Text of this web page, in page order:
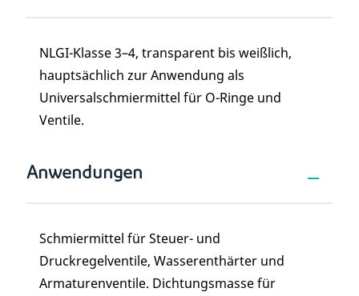
NLGI-Klasse 3–4, transparent bis weißlich,
hauptsächlich zur Anwendung als
Universalschmiermittel für O-Ringe und
Ventile.
Anwendungen
Schmiermittel für Steuer- und
Druckregelventile, Wasserenthärter und
Armaturenventile. Dichtungsmasse für